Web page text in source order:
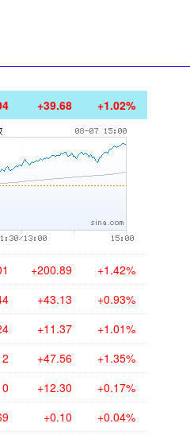
+39.68 +1.02%
+200.89 +1.42%
+43.13 +0.93%
+11.37 +1.01%
+47.56 +1.35%
+12.30 +0.17%
+0.10 +0.04%